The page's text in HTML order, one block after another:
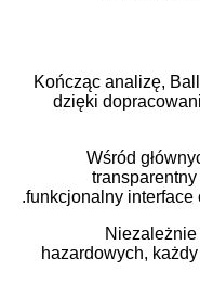
Kończąc
dzięki